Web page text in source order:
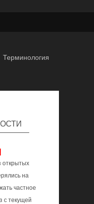
Терминология
открытых
на
частное
с текущей